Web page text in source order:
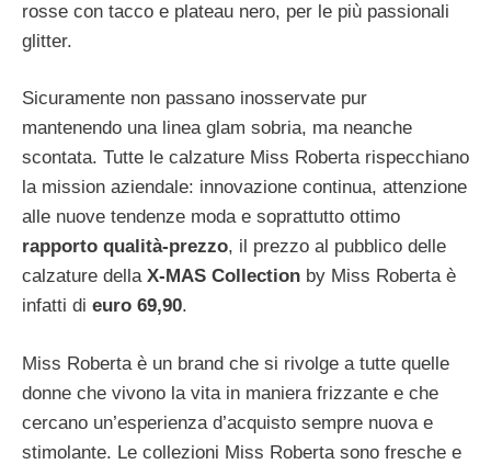
rosse con tacco e plateau nero, per le più passionali
glitter.
Sicuramente non passano inosservate pur
mantenendo una linea glam sobria, ma neanche
scontata. Tutte le calzature Miss Roberta rispecchiano
la mission aziendale: innovazione continua, attenzione
alle nuove tendenze moda e soprattutto ottimo
rapporto qualità-prezzo, il prezzo al pubblico delle
calzature della X-MAS Collection by Miss Roberta è
infatti di euro 69,90.
Miss Roberta è un brand che si rivolge a tutte quelle
donne che vivono la vita in maniera frizzante e che
cercano un’esperienza d’acquisto sempre nuova e
stimolante. Le collezioni Miss Roberta sono fresche e